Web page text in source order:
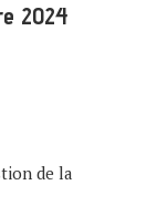
2024
de la